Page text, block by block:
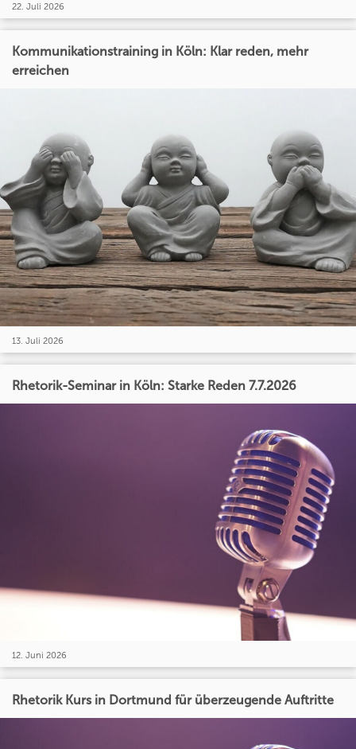
22. Juli 2026
Kommunikationstraining in Köln: Klar reden, mehr
erreichen
13. Juli 2026
Rhetorik-Seminar in Köln: Starke Reden 7.7.2026
12. Juni 2026
Rhetorik Kurs in Dortmund für überzeugende Auftritte